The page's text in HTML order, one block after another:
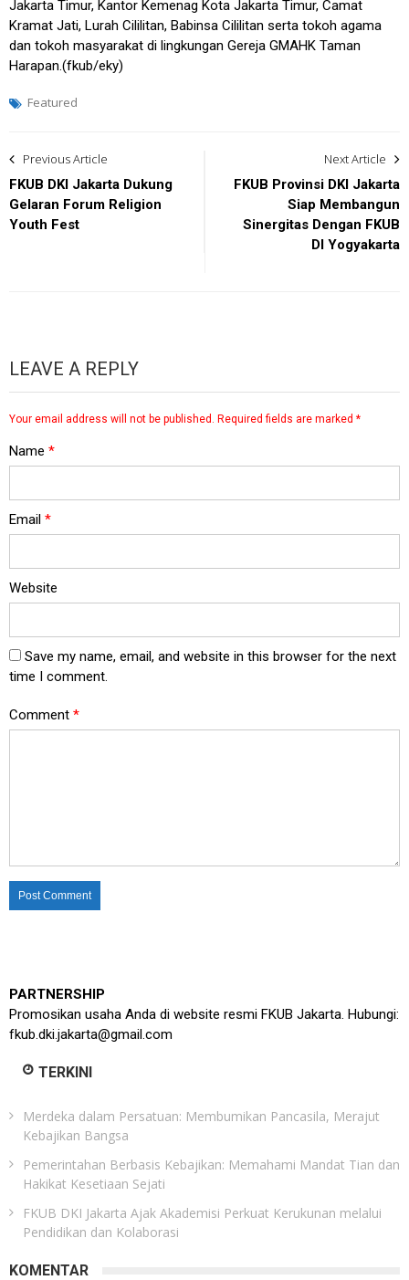
Jakarta Timur, Kantor Kemenag Kota Jakarta Timur, Camat
Kramat Jati, Lurah Cililitan, Babinsa Cililitan serta tokoh agama
dan tokoh masyarakat di lingkungan Gereja GMAHK Taman
Harapan.(fkub/eky)
Featured
navigation
Previous Article
FKUB DKI Jakarta Dukung
Gelaran Forum Religion
Youth Fest
Next Article
FKUB Provinsi DKI Jakarta
Siap Membangun
Sinergitas Dengan FKUB
DI Yogyakarta
LEAVE A REPLY
Your email address will not be published. Required fields are marked *
Name *
Email *
Website
Save my name, email, and website in this browser for the next
time I comment.
Comment *
PARTNERSHIP
Promosikan usaha Anda di website resmi FKUB Jakarta. Hubungi:
fkub.dki.jakarta@gmail.com
TERKINI
Merdeka dalam Persatuan: Membumikan Pancasila, Merajut
Kebajikan Bangsa
Pemerintahan Berbasis Kebajikan: Memahami Mandat Tian dan
Hakikat Kesetiaan Sejati
FKUB DKI Jakarta Ajak Akademisi Perkuat Kerukunan melalui
Pendidikan dan Kolaborasi
KOMENTAR